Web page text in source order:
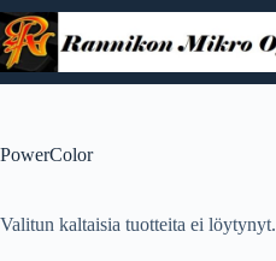
Skip
to
content
PowerColor
Valitun kaltaisia tuotteita ei löytynyt.